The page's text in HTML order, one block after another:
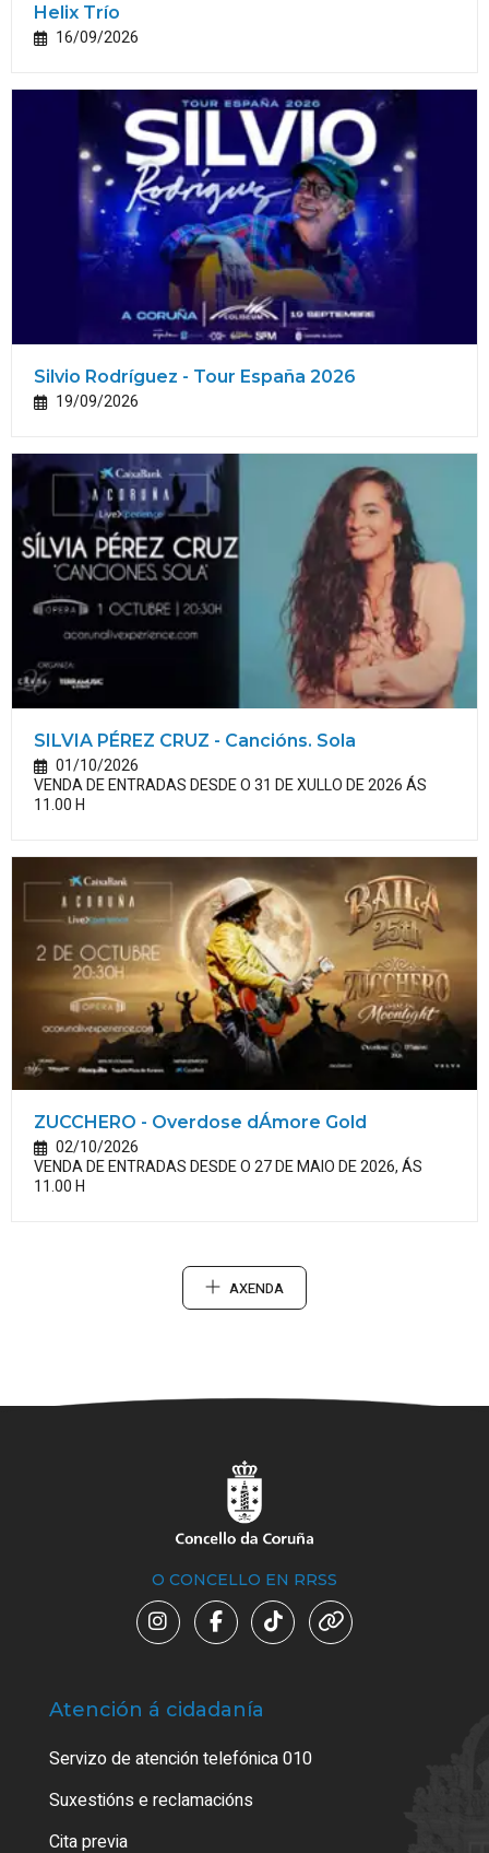
Helix Trío
16/09/2026
Silvio Rodríguez - Tour España 2026
19/09/2026
SILVIA PÉREZ CRUZ - Cancións. Sola
01/10/2026
VENDA DE ENTRADAS DESDE O 31 DE XULLO DE 2026 ÁS
11.00 H
ZUCCHERO - Overdose dÁmore Gold
02/10/2026
VENDA DE ENTRADAS DESDE O 27 DE MAIO DE 2026, ÁS
11.00 H
AXENDA
O CONCELLO EN RRSS
Atención á cidadanía
Servizo de atención telefónica 010
Suxestións e reclamacións
Cita previa